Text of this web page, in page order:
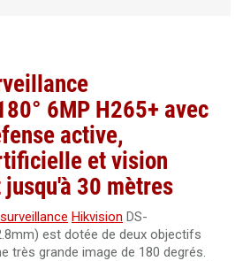
blindé F/UTP 20 mètres
blindé F/UTP 30 mètres
blindé LSOH F/UTP 40 mètres
blindé F/UTP 50 mètres
6MP H265+ avec
active,
et vision
jusqu'à 30 mètres
Hikvision DS-
est dotée de deux objectifs
très grande image de 180 degrés.